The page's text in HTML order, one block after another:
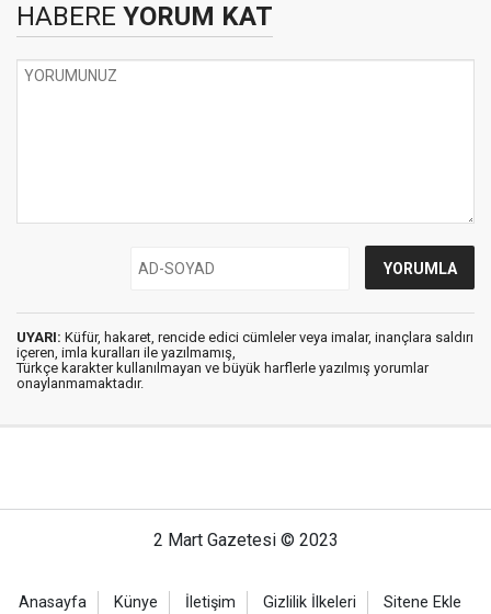
HABERE YORUM KAT
UYARI: Küfür, hakaret, rencide edici cümleler veya imalar, inançlara saldırı
içeren, imla kuralları ile yazılmamış,
Türkçe karakter kullanılmayan ve büyük harflerle yazılmış yorumlar
onaylanmamaktadır.
2 Mart Gazetesi © 2023
Anasayfa Künye İletişim Gizlilik İlkeleri Sitene Ekle